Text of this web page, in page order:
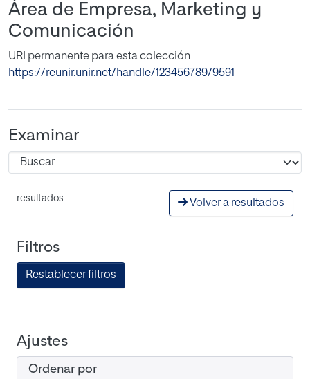
Área de Empresa, Marketing y
Comunicación
URI permanente para esta colección
https://reunir.unir.net/handle/123456789/9591
Examinar
resultados Volver a resultados
Filtros
Restablecer filtros
Ajustes
Ordenar por